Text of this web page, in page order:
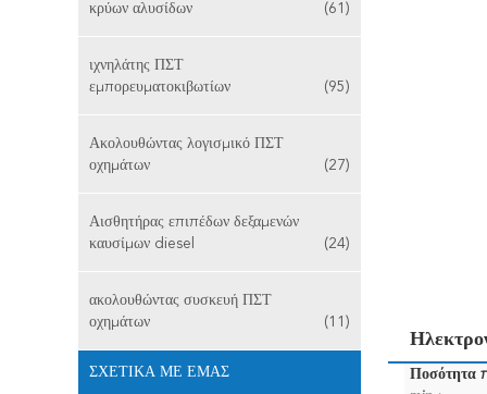
κρύων αλυσίδων
(61)
ιχνηλάτης ΠΣΤ
εμπορευματοκιβωτίων
(95)
Ακολουθώντας λογισμικό ΠΣΤ
οχημάτων
(27)
Αισθητήρας επιπέδων δεξαμενών
καυσίμων diesel
(24)
ακολουθώντας συσκευή ΠΣΤ
οχημάτων
(11)
ΣΧΕΤΙΚΆ ΜΕ ΕΜΆΣ
Ποσότητα